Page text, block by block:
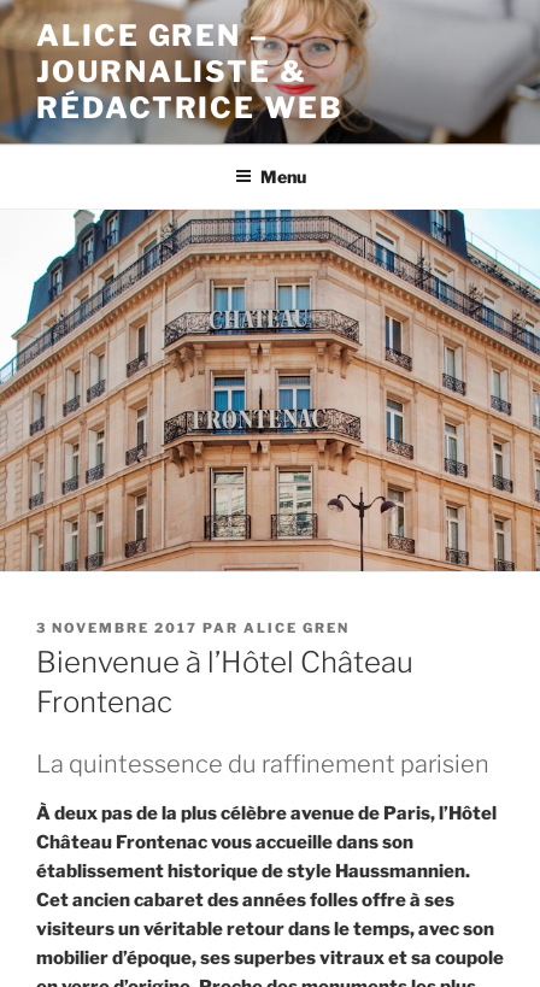
Aller
au
contenu
principal
ALICE GREN –
JOURNALISTE &
RÉDACTRICE WEB
Menu
PUBLIÉ
LE
3 NOVEMBRE 2017 PAR ALICE GREN
Bienvenue à l’Hôtel Château
Frontenac
La quintessence du raffinement parisien
À deux pas de la plus célèbre avenue de Paris, l’Hôtel
Château Frontenac vous accueille dans son
établissement historique de style Haussmannien.
Cet ancien cabaret des années folles offre à ses
visiteurs un véritable retour dans le temps, avec son
mobilier d’époque, ses superbes vitraux et sa coupole